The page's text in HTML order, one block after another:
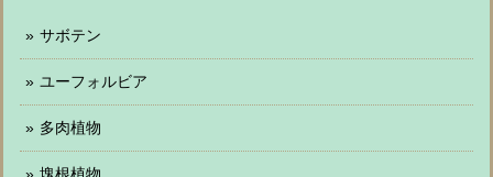
サボテン
ユーフォルビア
多肉植物